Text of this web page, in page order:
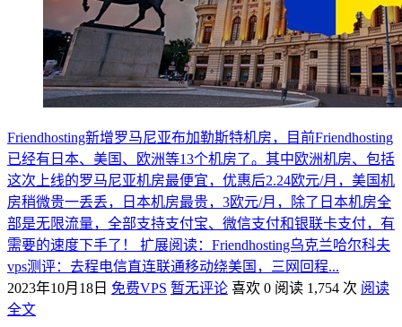
Friendhosting新增罗马尼亚布加勒斯特机房，目前Friendhosting
已经有日本、美国、欧洲等13个机房了。其中欧洲机房、包括
这次上线的罗马尼亚机房最便宜，优惠后2.24欧元/月，美国机
房稍微贵一丢丢，日本机房最贵，3欧元/月，除了日本机房全
部是无限流量，全部支持支付宝、微信支付和银联卡支付，有
需要的速度下手了！ 扩展阅读：Friendhosting乌克兰哈尔科夫
vps测评：去程电信直连联通移动绕美国，三网回程...
2023年10月18日 免费VPS 暂无评论 喜欢 0 阅读 1,754 次 阅读
全文